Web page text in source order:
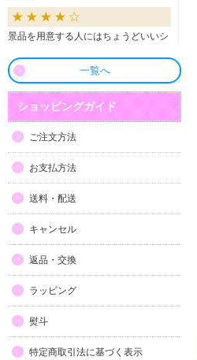
景品を用意する人にはちょうどいいシ
良かったです
商品も直ぐに届き、一つづづ丁寧に梱
まりのビンゴで利用しましたが、みん
な喜んでもらえました。
利用しやすい
目録景品をよく利用しています。豪華
す。手配が早いので便利です。
一覧へ
ショッピングガイド
ご注文方法
お支払方法
送料・配送
キャンセル
返品・交換
ラッピング
熨斗
特定商取引法に基づく表示